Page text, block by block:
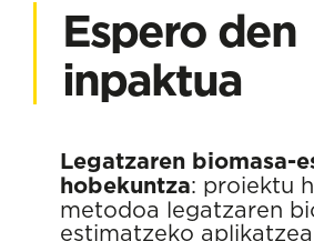
Espero den
inpaktua
Legatzaren biomasa-
hobekuntza: proiektu
metodoa legatzaren
estimatzeko